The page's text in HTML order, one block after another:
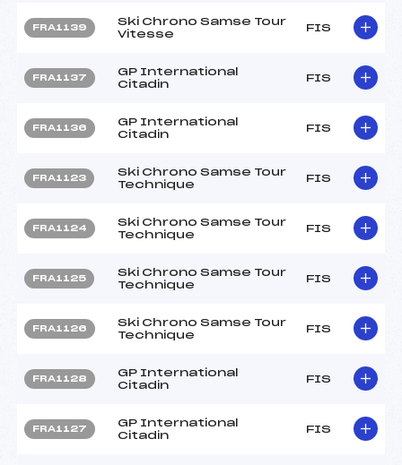
FRA1139
Ski Chrono Samse Tour
Vitesse
FIS
FRA1137
GP International
Citadin
FIS
FRA1136
GP International
Citadin
FIS
FRA1123
Ski Chrono Samse Tour
Technique
FIS
FRA1124
Ski Chrono Samse Tour
Technique
FIS
FRA1125
Ski Chrono Samse Tour
Technique
FIS
FRA1126
Ski Chrono Samse Tour
Technique
FIS
FRA1128
GP International
Citadin
FIS
FRA1127
GP International
Citadin
FIS